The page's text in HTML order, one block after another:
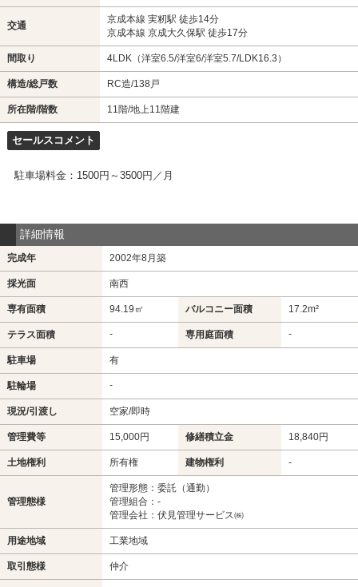
交通
京成本線 実籾駅 徒歩14分
京成本線 京成大久保駅 徒歩17分
間取り 4LDK（洋室6.5/洋室6/洋室5.7/LDK16.3）
構造/総戸数 RC造/138戸
所在階/階数 11階/地上11階建
セールスコメント
駐車場料金：1500円～3500円／月
詳細情報
完成年 2002年8月築
採光面 南西
専有面積 94.19㎡ バルコニー面積 17.2m²
テラス面積 - 専用庭面積 -
駐車場 有
駐輪場 -
現況/引渡し 空家/即時
管理費等 15,000円 修繕積立金 18,840円
土地権利 所有権 建物権利 -
管理態様
管理形態：委託（通勤）
管理組合：-
管理会社：伏見管理サービス㈱
用途地域 工業地域
取引態様 仲介